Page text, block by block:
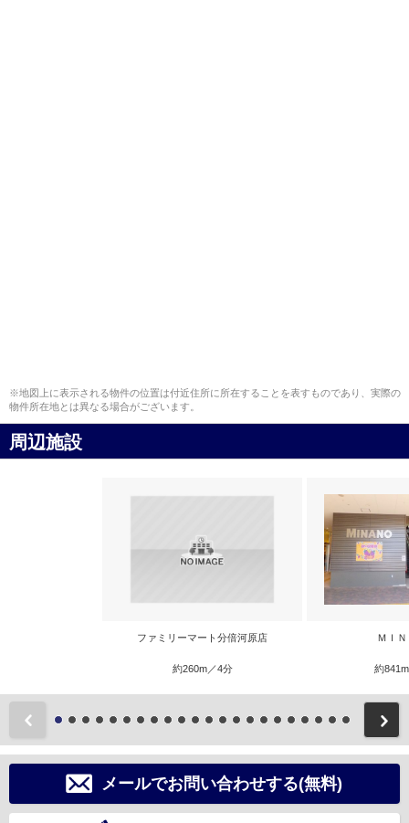
※地図上に表示される物件の位置は付近住所に所在することを表すものであり、実際の
物件所在地とは異なる場合がございます。
周辺施設
ファミリーマート分倍河原店
約260m／4分
ＭＩ
約
前
メールでお問い合わせする(無料)